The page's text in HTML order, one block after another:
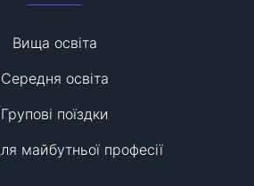
Вища освіта
Середня освіта
Групові поїздки
майбутньої професії